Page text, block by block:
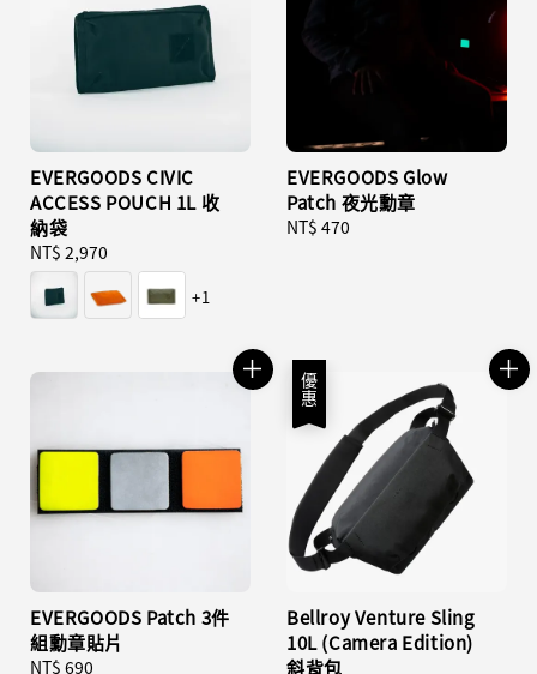
EVERGOODS CIVIC
ACCESS POUCH 1L 收
納袋
Regular
price
NT$ 2,970
+1
EVERGOODS Glow
Patch 夜光勳章
Regular
NT$ 470
EVERGOODS Patch 3件
組勳章貼片
Regular
NT$ 690
優惠
Bellroy Venture Sling
10L (Camera Edition)
斜背包